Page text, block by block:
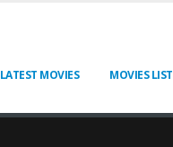
LATEST MOVIES MOVIES LIST